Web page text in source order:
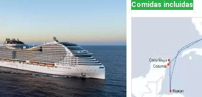
Comidas incluidas